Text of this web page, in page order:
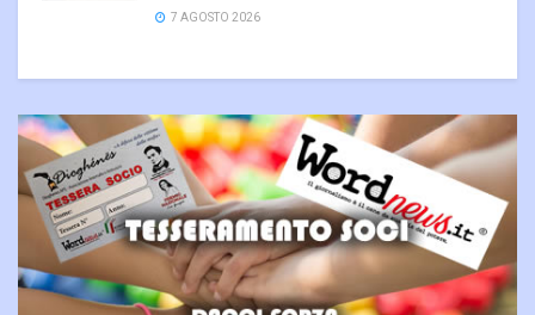
7 AGOSTO 2026